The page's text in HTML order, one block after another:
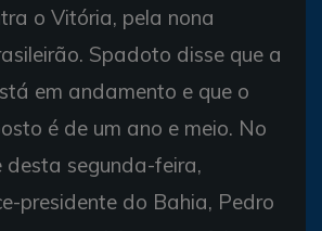
o Vitória, pela nona
Spadoto disse que a
em andamento e que o
é de um ano e meio. No
desta segunda-feira,
presidente do Bahia, Pedro